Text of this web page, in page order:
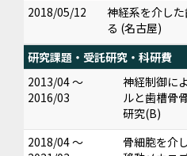
2018/05/12
神経系を介し
る (名古屋)
研究課題・受託研究・科研費
2013/04 ～
2016/03
神経制御に
ルと歯槽骨
研究(B)
2018/04 ～
骨細胞を介